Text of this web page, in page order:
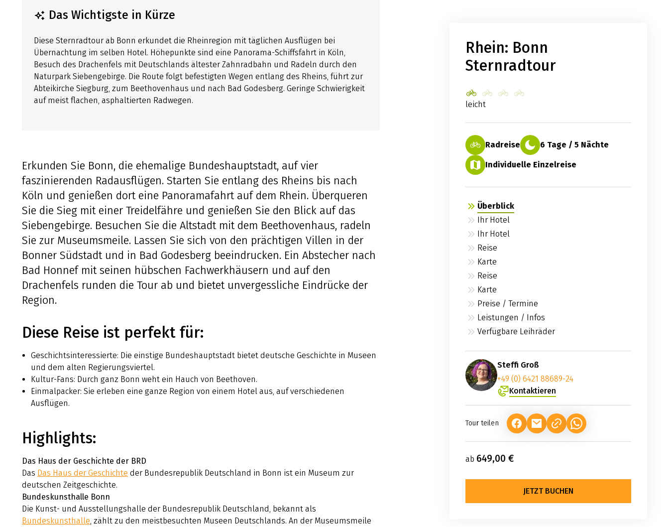
Das Wichtigste in Kürze
Diese Sternradtour ab Bonn erkundet die Rheinregion mit täglichen Ausflügen bei
Übernachtung im selben Hotel. Höhepunkte sind eine Panorama-Schiffsfahrt in Köln,
Besuch des Drachenfels mit Deutschlands ältester Zahnradbahn und Radeln durch den
Naturpark Siebengebirge. Die Route folgt befestigten Wegen entlang des Rheins, führt zur
Abteikirche Siegburg, zum Beethovenhaus und nach Bad Godesberg. Geringe Schwierigkeit
auf meist flachen, asphaltierten Radwegen.
Erkunden Sie Bonn, die ehemalige Bundeshauptstadt, auf vier
faszinierenden Radausflügen. Starten Sie entlang des Rheins bis nach
Köln und genießen dort eine Panoramafahrt auf dem Rhein. Überqueren
Sie die Sieg mit einer Treidelfähre und genießen Sie den Blick auf das
Siebengebirge. Besuchen Sie die Altstadt mit dem Beethovenhaus, radeln
Sie zur Museumsmeile. Lassen Sie sich von den prächtigen Villen in der
Bonner Südstadt und in Bad Godesberg beeindrucken. Ein Abstecher nach
Bad Honnef mit seinen hübschen Fachwerkhäusern und auf den
Drachenfels runden die Tour ab und bietet unvergessliche Eindrücke der
Region.
Diese Reise ist perfekt für:
Geschichtsinteressierte: Die einstige Bundeshauptstadt bietet deutsche Geschichte in Museen
und dem alten Regierungsviertel.
Kultur-Fans: Durch ganz Bonn weht ein Hauch von Beethoven.
Einmalpacker: Sie erleben eine ganze Region von einem Hotel aus, auf verschiedenen
Ausflügen.
Highlights:
Das Haus der Geschichte der BRD
Das Das Haus der Geschichte der Bundesrepublik Deutschland in Bonn ist ein Museum zur
deutschen Zeitgeschichte.
Bundeskunsthalle Bonn
Die Kunst- und Ausstellungshalle der Bundesrepublik Deutschland, bekannt als
Bundeskunsthalle , zählt zu den meistbesuchten Museen Deutschlands. An der Museumsmeile
Rhein: Bonn
Sternradtour
leicht
Radreise 6 Tage / 5 Nächte
Individuelle Einzelreise
Überblick
Ihr Hotel
Ihr Hotel
Reise
Karte
Reise
Karte
Preise / Termine
Leistungen / Infos
Verfügbare Leihräder
Steffi Groß
+49 (0) 6421 88689-24
Kontaktieren
Tour teilen (LINK ÖFFNET IN NEUEM TAB)
(LINK ÖFFNET IN NEUEM TAB)
(LINK ÖFFNET IN NEUEM
ab 649,00 €
JETZT BUCHEN